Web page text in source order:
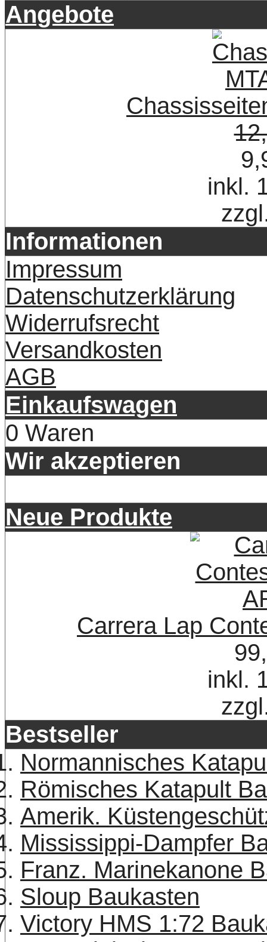
Angebote
inkl.
Informationen
Impressum
Datenschutzerklärung
Widerrufsrecht
Versandkosten
AGB
Einkaufswagen
0 Waren
Wir akzeptieren
Neue Produkte
Carrera Lap
inkl.
Bestseller
Normannisches
Römisches Katapult
Amerik.
Mississippi-Dampfer
Franz. Marinekanone
Sloup Baukasten
Victory HMS 1:72